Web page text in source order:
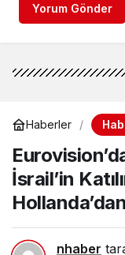
Yorum Gönder
Haberler
İsrail’in
Hollanda’dan
nhaber